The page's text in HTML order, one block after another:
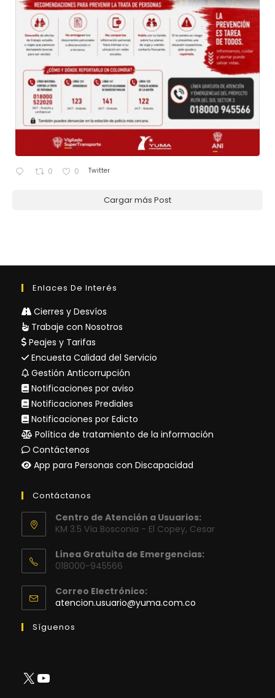
0 0 Twitter
Cargar más Post
Enlaces De Interés
Cierres y Desvíos
Trabaje con Nosotros
Peajes y Tarifas
Encuesta Calidad del Servicio
Gestión Anticorrupción
Notificaciones por aviso
Notificaciones Prediales
Notificaciones por Edicto
Política de tratamiento de la información
Contáctenos
App para Personas con Discapacidad
Contáctanos
Centro de Atención a Usuarios:
KM 3.5 Vía Bosconia - El Copey, Cesar
Línea Gratuita de Emergencias:
018000-945566
Correo Electrónico:
atencion.usuario@yuma.com.co
Síguenos
X YouTube